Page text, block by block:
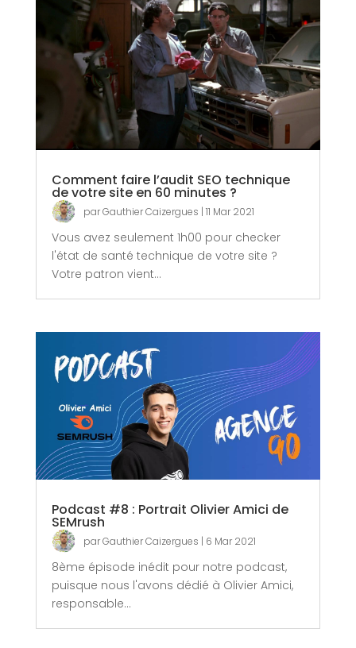
Comment faire l’audit SEO technique
de votre site en 60 minutes ?
parGauthier Caizergues | 11 Mar 2021
Vous avez seulement 1h00 pour checker
l'état de santé technique de votre site ?
Votre patron vient...
Podcast #8 : Portrait Olivier Amici de
SEMrush
parGauthier Caizergues | 6 Mar 2021
8ème épisode inédit pour notre podcast,
puisque nous l'avons dédié à Olivier Amici,
responsable...